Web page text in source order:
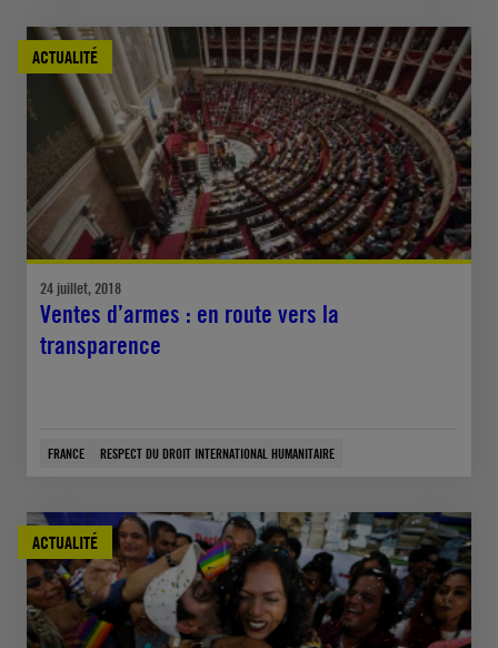
ACTUALITÉ
24 juillet, 2018
Ventes d’armes : en route vers la
transparence
FRANCE RESPECT DU DROIT INTERNATIONAL HUMANITAIRE
ACTUALITÉ